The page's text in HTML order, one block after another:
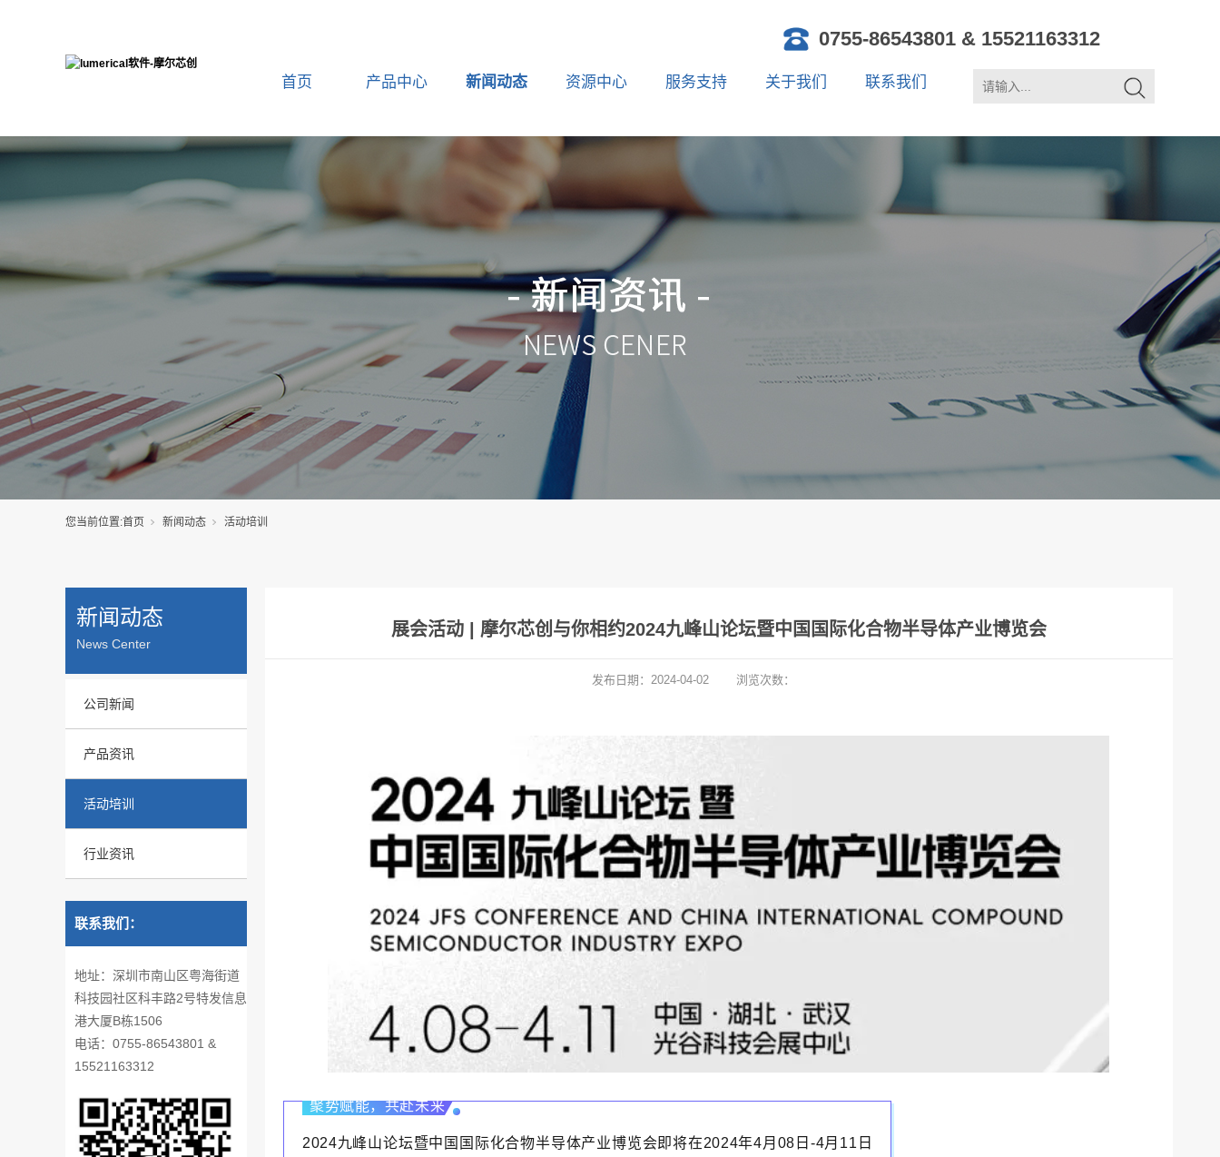
0755-86543801 & 15521163312
首页 产品中心 新闻动态 资源中心 服务支持 关于我们 联系我们
您当前位置:首页 新闻动态 活动培训
新闻动态
News Center
公司新闻
产品资讯
活动培训
行业资讯
联系我们：
地址：深圳市南山区粤海街道
科技园社区科丰路2号特发信息
港大厦B栋1506
电话：0755-86543801 &
15521163312
展会活动 | 摩尔芯创与你相约2024九峰山论坛暨中国国际化合物半导体产业博览会
发布日期： 2024-04-02 浏览次数：
聚势赋能，共赴未来
2024九峰山论坛暨中国国际化合物半导体产业博览会即将在2024年4月08日-4月11日